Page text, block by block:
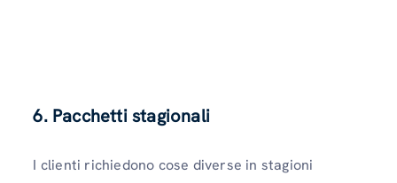
6. Pacchetti stagionali
I clienti richiedono cose diverse in stagioni